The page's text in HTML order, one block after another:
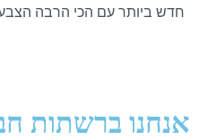
חדש ביותרעם הכי הרבה
אנחנו ברשתות